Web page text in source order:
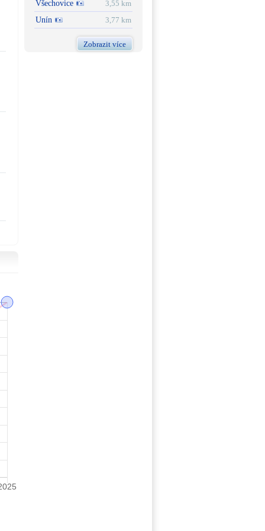
Všechovice
3,55 km
Unín
3,77 km
Zobrazit více